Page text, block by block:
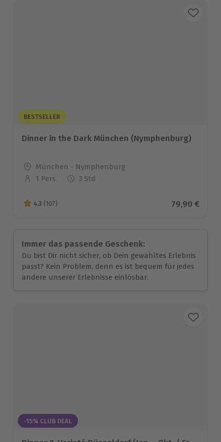
BESTSELLER
Dinner in the Dark München (Nymphenburg)
Standort
München - Nymphenburg
Anzahl der Teilnehmer
1 Pers. 3 Std
4.3 von 5 Sternen basierend auf 107 Bewertungen
4.3 (107) Aktueller
79,90 €
Immer das passende Geschenk:
Du bist Dir nicht sicher, ob Dein gewähltes Erlebnis
passt? Kein Problem, denn es ist bequem für jedes
andere unserer Erlebnisse einlösbar.
-15% CLUB DEAL